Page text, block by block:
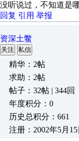
没听说过，不知道是
回复 引用 举报
资深土鳖
关注 私信
精华：2帖
求助：2帖
帖子：32帖 | 344回
年度积分：0
历史总积分：661
注册：2002年5月15